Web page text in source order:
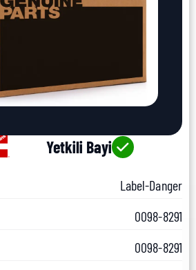
Yetkili Bayi
Label-Danger
0098-8291
0098-8291